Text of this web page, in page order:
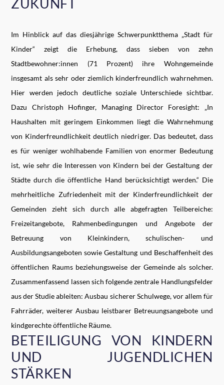
ZUKUNFT
Im Hinblick auf das diesjährige Schwerpunktthema „Stadt für
Kinder“ zeigt die Erhebung, dass sieben von zehn
Stadtbewohner:innen (71 Prozent) ihre Wohngemeinde
insgesamt als sehr oder ziemlich kinderfreundlich wahrnehmen.
Hier werden jedoch deutliche soziale Unterschiede sichtbar.
Dazu Christoph Hofinger, Managing Director Foresight: „In
Haushalten mit geringem Einkommen liegt die Wahrnehmung
von Kinderfreundlichkeit deutlich niedriger. Das bedeutet, dass
es für weniger wohlhabende Familien von enormer Bedeutung
ist, wie sehr die Interessen von Kindern bei der Gestaltung der
Städte durch die öffentliche Hand berücksichtigt werden.“ Die
mehrheitliche Zufriedenheit mit der Kinderfreundlichkeit der
Gemeinden zieht sich durch alle abgefragten Teilbereiche:
Freizeitangebote, Rahmenbedingungen und Angebote der
Betreuung von Kleinkindern, schulischen- und
Ausbildungsangeboten sowie Gestaltung und Beschaffenheit des
öffentlichen Raums beziehungsweise der Gemeinde als solcher.
Zusammenfassend lassen sich folgende zentrale Handlungsfelder
aus der Studie ableiten: Ausbau sicherer Schulwege, vor allem für
Fahrräder, weiterer Ausbau leistbarer Betreuungsangebote und
kindgerechte öffentliche Räume.
BETEILIGUNG VON KINDERN
UND JUGENDLICHEN
STÄRKEN